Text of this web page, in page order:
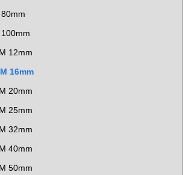
12mm
16mm
20mm
25mm
32mm
40mm
50mm